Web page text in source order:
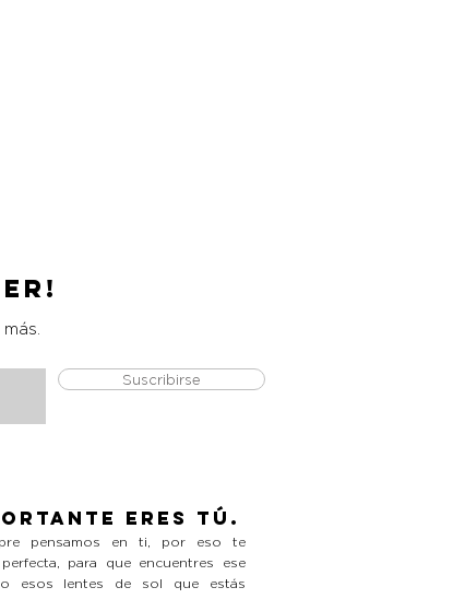
Suscribirse
eres tú.
pensamos en ti, por eso te
para que encuentres ese
esos lentes de sol que estás